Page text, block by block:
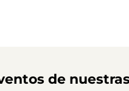
de